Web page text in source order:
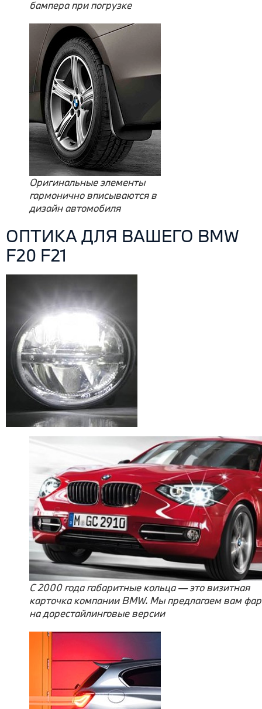
бампера при погрузке
Оригинальные элементы
гармонично вписываются в
дизайн автомобиля
ОПТИКА ДЛЯ ВАШЕГО BMW
F20 F21
С 2000 года габаритные кольца — это визитная
карточка компании BMW. Мы предлагаем вам
на дорестайлинговые версии